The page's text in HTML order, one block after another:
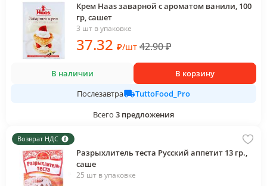
Крем Haas заварной с ароматом ванили, 100
гр, сашет
3 шт в упаковке
37.32 ₽/шт 42.90₽
В наличии
В корзину
Послезавтра
TuttoFood_Pro
Всего 3 предложения
Возврат НДС
Разрыхлитель теста Русский аппетит 13 гр.,
саше
25 шт в упаковке